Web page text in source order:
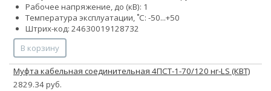
Рабочее напряжение, до (кВ): 1
Температура эксплуатации, ˚С: -50...+50
Штрих-код: 24630019128732
В корзину
Муфта кабельная соединительная 4ПСТ-1-70/120 нг-LS (КВТ)
2829.34 руб.